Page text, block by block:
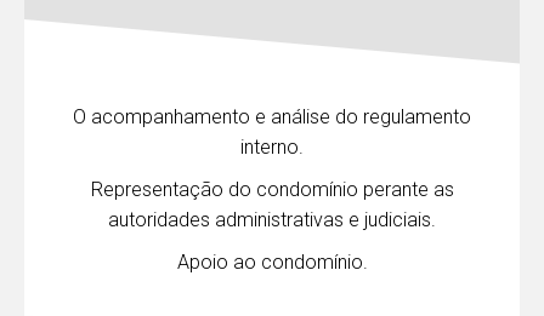
O acompanhamento e análise do regulamento
interno.
Representação do condomínio perante as
autoridades administrativas e judiciais.
Apoio ao condomínio.